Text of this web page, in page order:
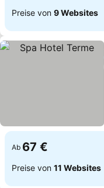
Preise von 9 Websites
Ab 67 €
Preise von 11 Websites